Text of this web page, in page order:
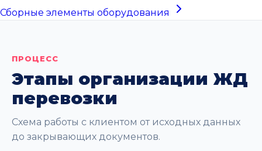
Сборные элементы оборудования
ПРОЦЕСС
Этапы организации ЖД
перевозки
Схема работы с клиентом от исходных данных
до закрывающих документов.